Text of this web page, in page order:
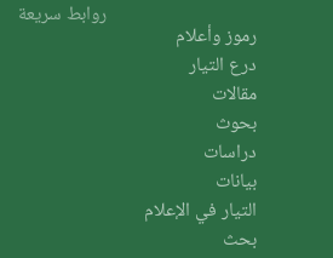
روابط سريعة
رموز وأعلام
درع التيار
مقالات
بحوث
دراسات
بيانات
التيار في الإعلام
بحث